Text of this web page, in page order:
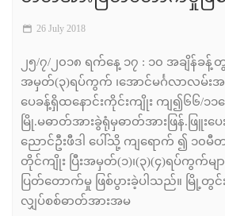
26 July 2018
၂၅/၇/၂၀၁၈ ရက်နေ့ ၁၇ : ၁၀ အချိန်ခန့်
အမှတ်(၃)ရပ်ကွက် ၊အောင်မင်္ဂလာလမ်
ပေခန့်ရှိထနောင်းကိုင်းကျိုး ကျ၍၆၆/၁
မြို.မဓာတ်အားခွဲရုံမှဓာတ်အားဖြန်.ဖြူး
ညောင်ဦးဖီဒါ ပေါ်သို့ ကျရောက် ၍ ၁၀မီ
တိုင်ကျိုး ပြီးအမှတ်(၁)၊(၃)(၄)ရပ်ကွက်မျ
ပြတ်တောက်မှု ဖြစ်ပွားခဲ့ပါသည်။ မြို့တွင်
လျှပ်စစ်ဓာတ်အားအမ